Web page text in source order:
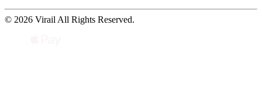
© 2026 Virail All Rights Reserved.